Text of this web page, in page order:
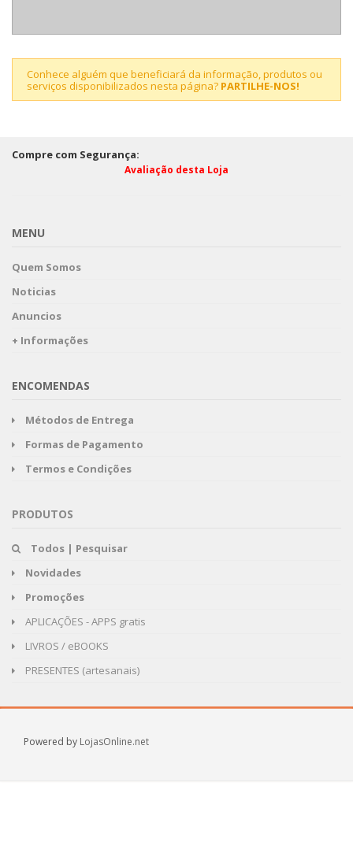
Conhece alguém que beneficiará da informação, produtos ou
serviços disponibilizados nesta página? PARTILHE-NOS!
Compre com Segurança:
Avaliação desta Loja
MENU
Quem Somos
Noticias
Anuncios
+ Informações
ENCOMENDAS
Métodos de Entrega
Formas de Pagamento
Termos e Condições
PRODUTOS
Todos | Pesquisar
Novidades
Promoções
APLICAÇÕES - APPS gratis
LIVROS / eBOOKS
PRESENTES (artesanais)
Powered by LojasOnline.net